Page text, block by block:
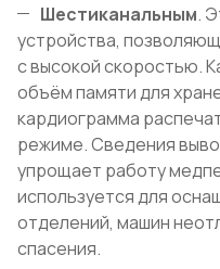
Шестиканальным.
устройства,
с высокой скоростью.
объём памяти для
кардиограмма
режиме. Сведения
упрощает работу
используется для
отделений, машин
спасения.